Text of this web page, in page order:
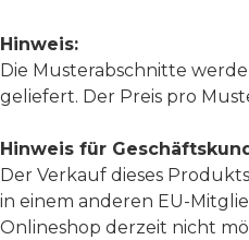
Hinweis:
Die Musterabschnitte
geliefert. Der Preis pro
Hinweis für
Der Verkauf dieses
in einem anderen EU-
Onlineshop derzeit nicht